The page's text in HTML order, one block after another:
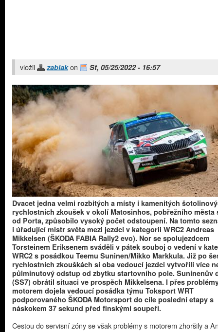
vložil zabiakon St, 05/25/2022 - 16:57
Dvacet jedna velmi rozbitých a místy i kamenitých
rychlostních zkoušek v okolí Matosinhos, pobřežního města
od Porta, způsobilo vysoký počet odstoupení. Na tomto
i úřadující mistr světa mezi jezdci v kategorii WRC2 Andreas
Mikkelsen (ŠKODA FABIA Rally2 evo). Nor se spolujezdcem
Torsteinem Eriksenem sváděli v pátek souboj o vedení v
WRC2 s posádkou Teemu Suninen/Mikko Markkula. Již po
rychlostních zkouškách si oba vedoucí jezdci vytvořili více
půlminutový odstup od zbytku startovního pole. Suninenův
(SS7) obrátil situaci ve prospěch Mikkelsena. I přes
motorem dojela vedoucí posádka týmu Toksport WRT
podporovaného ŠKODA Motorsport do cíle poslední etapy s
náskokem 37 sekund před finskými soupeři.​
Cestou do servisní zóny se však problémy s motorem zhoršily a